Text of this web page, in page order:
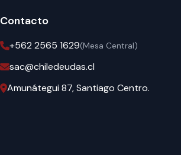
Contacto
+562 2565 1629(Mesa Central)
sac@chiledeudas.cl
Amunátegui 87, Santiago Centro.